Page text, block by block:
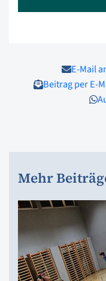
E-Mail
Beitrag per E-
Mehr